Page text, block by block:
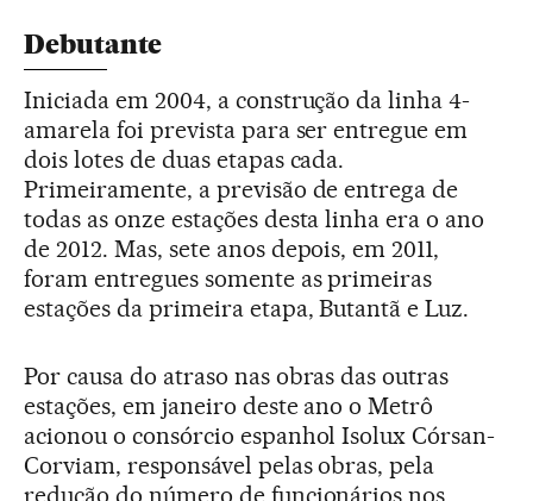
Debutante
Iniciada em 2004, a construção da linha 4-
amarela foi prevista para ser entregue em
dois lotes de duas etapas cada.
Primeiramente, a previsão de entrega de
todas as onze estações desta linha era o ano
de 2012. Mas, sete anos depois, em 2011,
foram entregues somente as primeiras
estações da primeira etapa, Butantã e Luz.
Por causa do atraso nas obras das outras
estações, em janeiro deste ano o Metrô
acionou o consórcio espanhol Isolux Córsan-
Corviam, responsável pelas obras, pela
redução do número de funcionários nos